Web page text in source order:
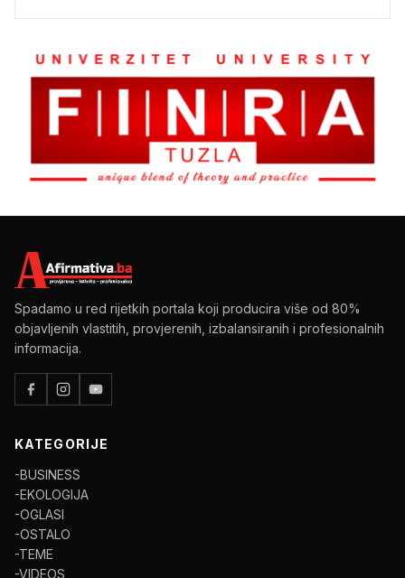
Spadamo u red rijetkih portala koji producira više od 80%
objavljenih vlastitih, provjerenih, izbalansiranih i profesionalnih
informacija.
KATEGORIJE
-BUSINESS
-EKOLOGIJA
-OGLASI
-OSTALO
-TEME
-VIDEOS